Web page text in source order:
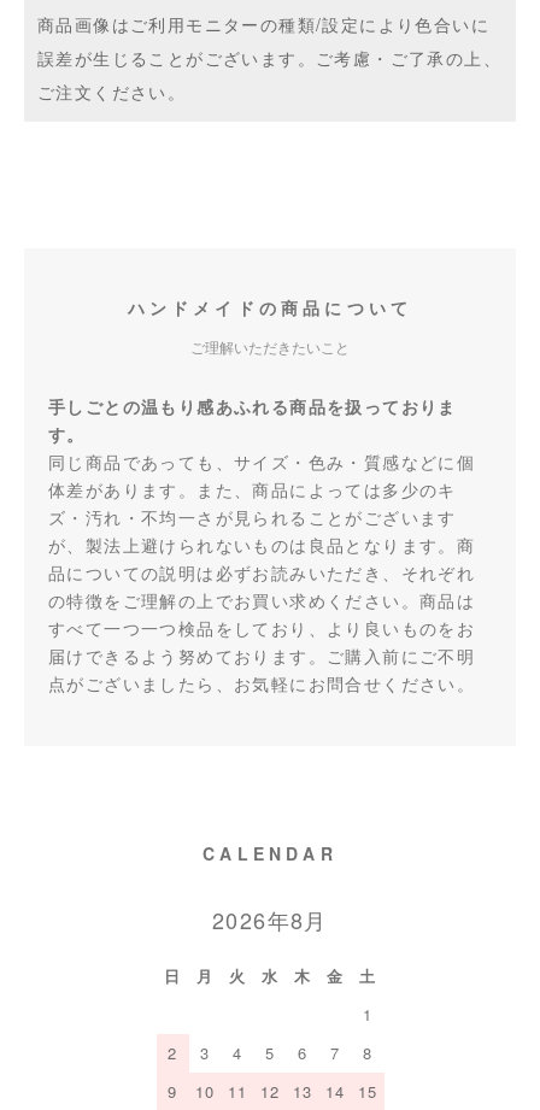
商品画像はご利用モニターの種類/設定により色合いに
誤差が生じることがございます。ご考慮・ご了承の上、
ご注文ください。
ハンドメイドの商品について
ご理解いただきたいこと
手しごとの温もり感あふれる商品を扱っておりま
す。
同じ商品であっても、サイズ・色み・質感などに個
体差があります。また、商品によっては多少のキ
ズ・汚れ・不均一さが見られることがございます
が、製法上避けられないものは良品となります。商
品についての説明は必ずお読みいただき、それぞれ
の特徴をご理解の上でお買い求めください。商品は
すべて一つ一つ検品をしており、より良いものをお
届けできるよう努めております。ご購入前にご不明
点がございましたら、お気軽にお問合せください。
CALENDAR
2026年8月
日 月 火 水 木 金
土
1
2
3 4 5 6 7
8
9
10 11 12 13 14
15